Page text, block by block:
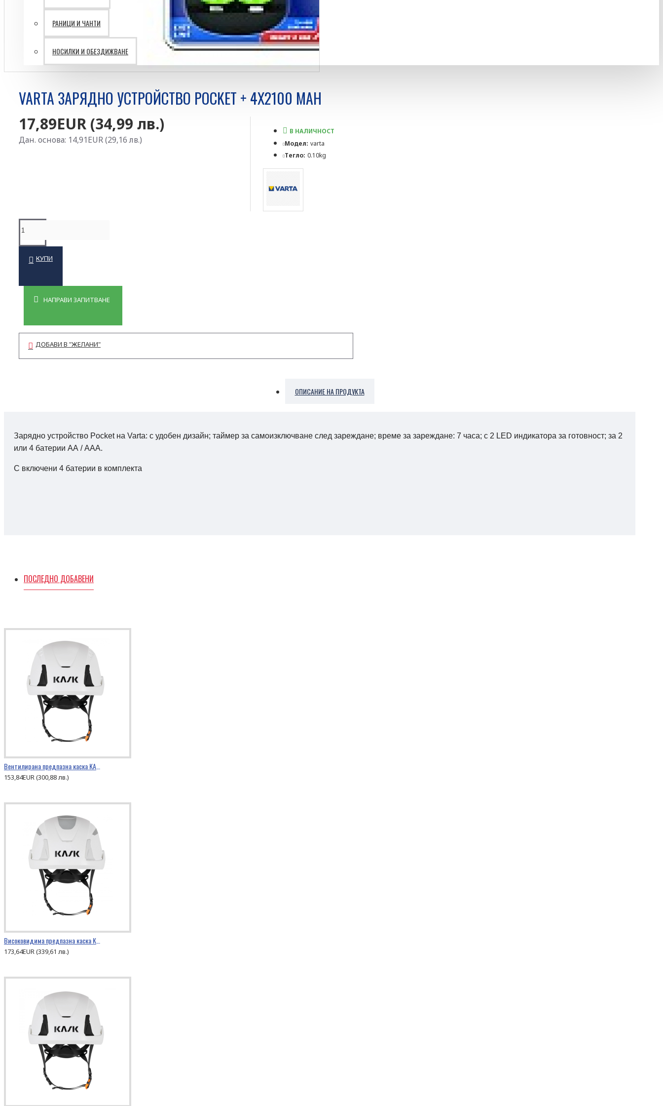
Батерии VARTA
Ветрогенератори
Затворени пространства
Работа на височина
ПЪРВА ПОМОЩ И
РЕСУСЦИТАЦИЯ
Чанти за парамедици
РАНИЦИ И ЧАНТИ
НОСИЛКИ И ОБЕЗДИЖВАНЕ
VARTA ЗАРЯДНО УСТРОЙСТВО POCKET + 4X2100 MAH
17,89EUR (34,99 лв.)
Дан. основа: 14,91EUR (29,16 лв.)
В НАЛИЧНОСТ
Модел: varta
Тегло: 0.10kg
КУПИ
НАПРАВИ ЗАПИТВАНЕ
ДОБАВИ В "ЖЕЛАНИ"
ОПИСАНИЕ НА ПРОДУКТА
Зарядно устройство Pocket на Varta: с удобен дизайн; таймер за самоизключване след зареждане; време за зареждане: 7 часа; с 2 LED индикатора за готовност; за 2
или 4 батерии АА / ААА.
С включени 4 батерии в комплекта
ПОСЛЕДНО ДОБАВЕНИ
153,84EUR (300,88 лв.)
173,64EUR (339,61 лв.)